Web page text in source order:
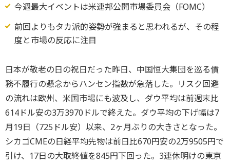
今週最大イベントは米連邦公開市場委員会（FOMC）
前回よりもタカ派的姿勢が強まると思われるが、その程
度と市場の反応に注目
日本が敬老の日の祝日だった昨日、中国恒大集団を巡る債
務不履行の懸念からハンセン指数が急落した。リスク回避
の流れは欧州、米国市場にも波及し、ダウ平均は前週末比
614ドル安の3万3970ドルで終えた。ダウ平均の下げ幅は7
月19日（725ドル安）以来、2ヶ月ぶりの大きさとなった。
シカゴCMEの日経平均先物は前日比670円安の2万9505円で
引け、17日の大取終値を845円下回った。3連休明けの東京